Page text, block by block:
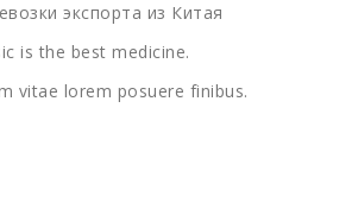
экспорта из Китая
is the best medicine.
vitae lorem posuere finibus.